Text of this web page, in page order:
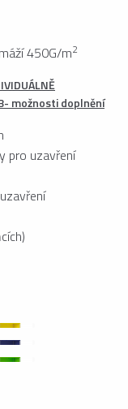
450G/m2
možnosti doplnění
pro uzavření